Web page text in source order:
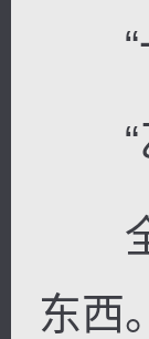
“一
“乙
全
东西。